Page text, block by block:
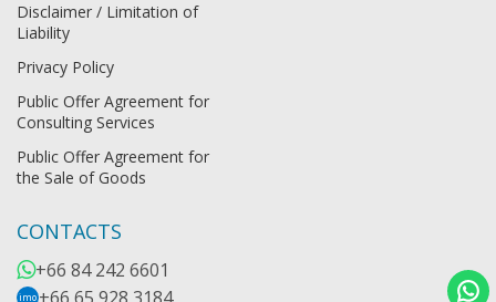
Disclaimer / Limitation of
Liability
Privacy Policy
Public Offer Agreement for
Consulting Services
Public Offer Agreement for
the Sale of Goods
CONTACTS
+66 84 242 6601
imo